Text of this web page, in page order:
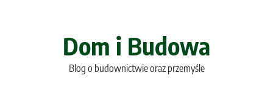
Dom i Budowa
Blog o budownictwie oraz przemyśle